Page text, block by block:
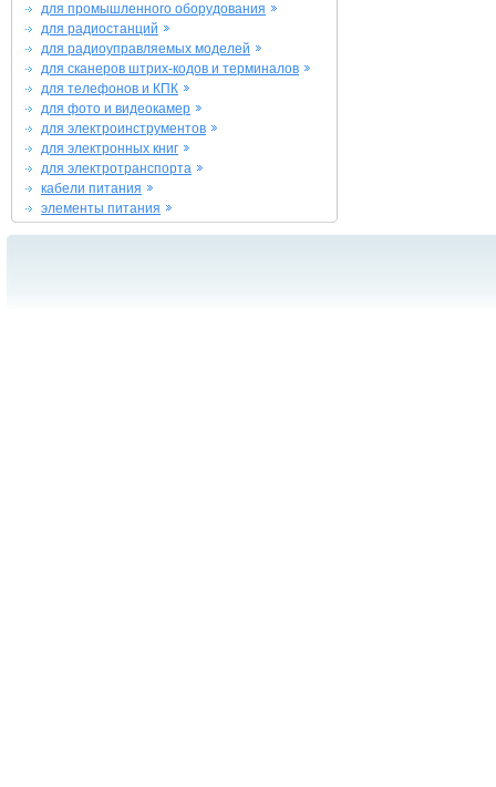
для промышленного оборудования
для радиостанций
для радиоуправляемых моделей
для сканеров штрих-кодов и терминалов
для телефонов и КПК
для фото и видеокамер
для электроинструментов
для электронных книг
для электротранспорта
кабели питания
элементы питания